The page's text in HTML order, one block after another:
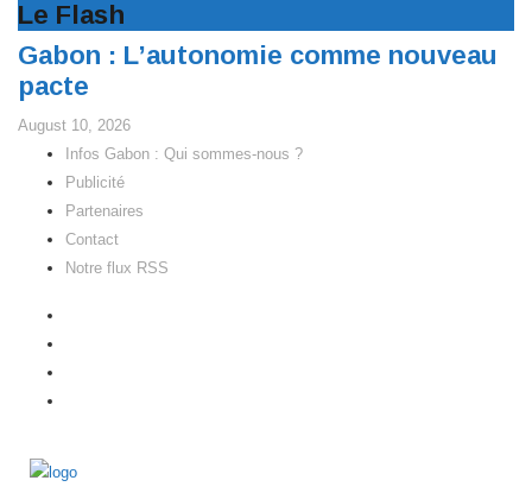
Le Flash
Gabon : L’autonomie comme nouveau
pacte
August 10, 2026
Infos Gabon : Qui sommes-nous ?
Publicité
Partenaires
Contact
Notre flux RSS